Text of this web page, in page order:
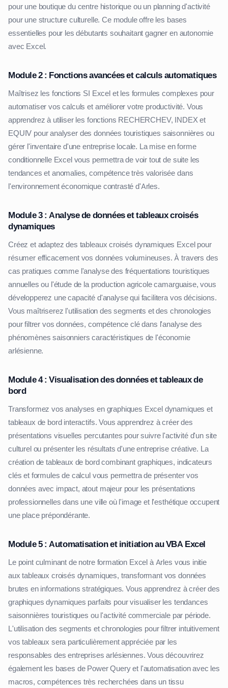
pour une boutique du centre historique ou un planning d'activité
pour une structure culturelle. Ce module offre les bases
essentielles pour les débutants souhaitant gagner en autonomie
avec Excel.
Module 2 : Fonctions avancées et calculs automatiques
Maîtrisez les fonctions SI Excel et les formules complexes pour
automatiser vos calculs et améliorer votre productivité. Vous
apprendrez à utiliser les fonctions RECHERCHEV, INDEX et
EQUIV pour analyser des données touristiques saisonnières ou
gérer l'inventaire d'une entreprise locale. La mise en forme
conditionnelle Excel vous permettra de voir tout de suite les
tendances et anomalies, compétence très valorisée dans
l'environnement économique contrasté d'Arles.
Module 3 : Analyse de données et tableaux croisés
dynamiques
Créez et adaptez des tableaux croisés dynamiques Excel pour
résumer efficacement vos données volumineuses. À travers des
cas pratiques comme l'analyse des fréquentations touristiques
annuelles ou l'étude de la production agricole camarguaise, vous
développerez une capacité d'analyse qui facilitera vos décisions.
Vous maîtriserez l'utilisation des segments et des chronologies
pour filtrer vos données, compétence clé dans l'analyse des
phénomènes saisonniers caractéristiques de l'économie
arlésienne.
Module 4 : Visualisation des données et tableaux de
bord
Transformez vos analyses en graphiques Excel dynamiques et
tableaux de bord interactifs. Vous apprendrez à créer des
présentations visuelles percutantes pour suivre l'activité d'un site
culturel ou présenter les résultats d'une entreprise créative. La
création de tableaux de bord combinant graphiques, indicateurs
clés et formules de calcul vous permettra de présenter vos
données avec impact, atout majeur pour les présentations
professionnelles dans une ville où l'image et l'esthétique occupent
une place prépondérante.
Module 5 : Automatisation et initiation au VBA Excel
Le point culminant de notre formation Excel à Arles vous initie
aux tableaux croisés dynamiques, transformant vos données
brutes en informations stratégiques. Vous apprendrez à créer des
graphiques dynamiques parfaits pour visualiser les tendances
saisonnières touristiques ou l'activité commerciale par période.
L'utilisation des segments et chronologies pour filtrer intuitivement
vos tableaux sera particulièrement appréciée par les
responsables des entreprises arlésiennes. Vous découvrirez
également les bases de Power Query et l'automatisation avec les
macros, compétences très recherchées dans un tissu